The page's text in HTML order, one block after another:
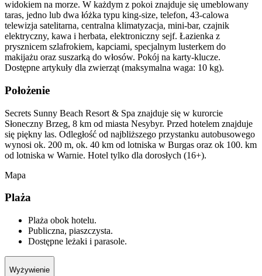
widokiem na morze. W każdym z pokoi znajduje się umeblowany
taras, jedno lub dwa łóżka typu king-size, telefon, 43-calowa
telewizja satelitarna, centralna klimatyzacja, mini-bar, czajnik
elektryczny, kawa i herbata, elektroniczny sejf. Łazienka z
prysznicem szlafrokiem, kapciami, specjalnym lusterkem do
makijażu oraz suszarką do włosów. Pokój na karty-klucze.
Dostępne artykuły dla zwierząt (maksymalna waga: 10 kg).
Położenie
Secrets Sunny Beach Resort & Spa znajduje się w kurorcie
Słoneczny Brzeg, 8 km od miasta Nesybyr. Przed hotelem znajduje
się piękny las. Odległość od najbliższego przystanku autobusowego
wynosi ok. 200 m, ok. 40 km od lotniska w Burgas oraz ok 100. km
od lotniska w Warnie. Hotel tylko dla dorosłych (16+).
Mapa
Plaża
Plaża obok hotelu.
Publiczna, piaszczysta.
Dostępne leżaki i parasole.
Wyżywienie